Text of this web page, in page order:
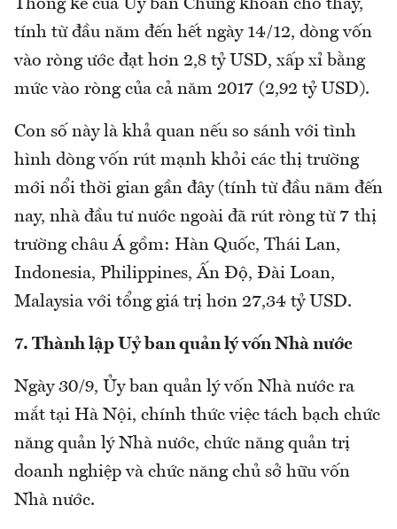
Thống kê của Ủy ban Chứng khoán cho thấy,
tính từ đầu năm đến hết ngày 14/12, dòng vốn
vào ròng ước đạt hơn 2,8 tỷ USD, xấp xỉ bằng
mức vào ròng của cả năm 2017 (2,92 tỷ USD).
Con số này là khả quan nếu so sánh với tình
hình dòng vốn rút mạnh khỏi các thị trường
mới nổi thời gian gần đây (tính từ đầu năm đến
nay, nhà đầu tư nước ngoài đã rút ròng từ 7 thị
trường châu Á gồm: Hàn Quốc, Thái Lan,
Indonesia, Philippines, Ấn Độ, Đài Loan,
Malaysia với tổng giá trị hơn 27,34 tỷ USD.
7. Thành lập Uỷ ban quản lý vốn Nhà nước
Ngày 30/9, Ủy ban quản lý vốn Nhà nước ra
mắt tại Hà Nội, chính thức việc tách bạch chức
năng quản lý Nhà nước, chức năng quản trị
doanh nghiệp và chức năng chủ sở hữu vốn
Nhà nước.